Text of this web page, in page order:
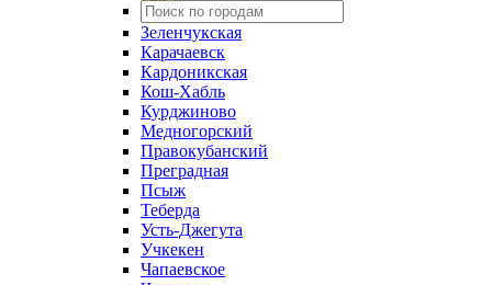
Зеленчукская
Карачаевск
Кардоникская
Кош-Хабль
Курджиново
Медногорский
Правокубанский
Преградная
Псыж
Теберда
Усть-Джегута
Учкекен
Чапаевское